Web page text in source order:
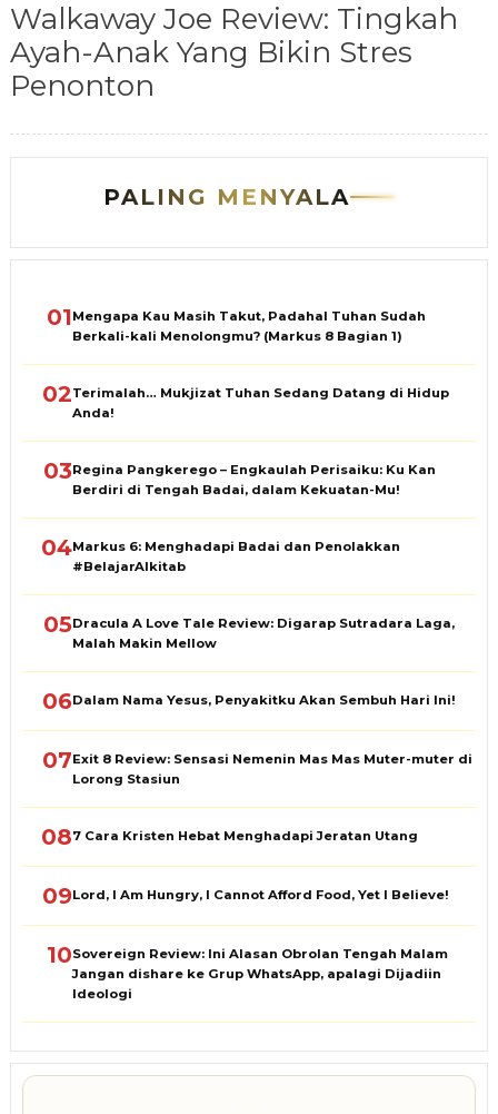
Walkaway Joe Review: Tingkah
Ayah-Anak Yang Bikin Stres
Penonton
PALING MENYALA
01Mengapa Kau Masih Takut, Padahal Tuhan Sudah
Berkali-kali Menolongmu? (Markus 8 Bagian 1)
02Terimalah… Mukjizat Tuhan Sedang Datang di Hidup
Anda!
03Regina Pangkerego – Engkaulah Perisaiku: Ku Kan
Berdiri di Tengah Badai, dalam Kekuatan-Mu!
04Markus 6: Menghadapi Badai dan Penolakkan
#BelajarAlkitab
05Dracula A Love Tale Review: Digarap Sutradara Laga,
Malah Makin Mellow
06Dalam Nama Yesus, Penyakitku Akan Sembuh Hari Ini!
07Exit 8 Review: Sensasi Nemenin Mas Mas Muter-muter di
Lorong Stasiun
087 Cara Kristen Hebat Menghadapi Jeratan Utang
09Lord, I Am Hungry, I Cannot Afford Food, Yet I Believe!
10Sovereign Review: Ini Alasan Obrolan Tengah Malam
Jangan dishare ke Grup WhatsApp, apalagi Dijadiin
Ideologi